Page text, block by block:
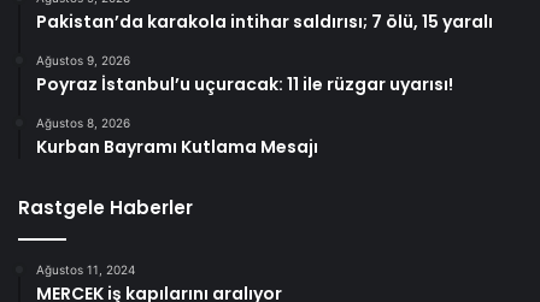
Pakistan’da karakola intihar saldırısı; 7 ölü, 15 yaralı
Ağustos 9, 2026
Poyraz İstanbul’u uçuracak: 11 ile rüzgar uyarısı!
Ağustos 8, 2026
Kurban Bayramı Kutlama Mesajı
Rastgele Haberler
Ağustos 11, 2024
MERCEK iş kapılarını aralıyor